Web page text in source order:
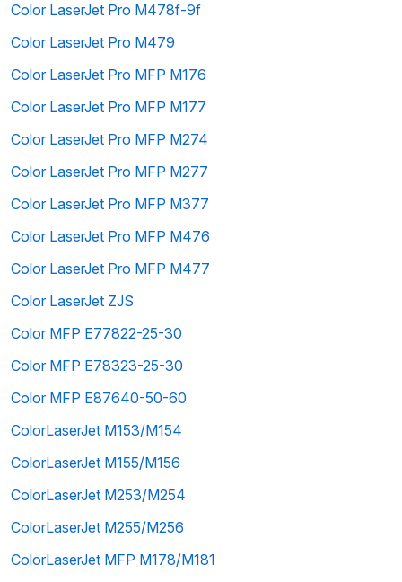
Color LaserJet Pro M478f-9f
Color LaserJet Pro M479
Color LaserJet Pro MFP M176
Color LaserJet Pro MFP M177
Color LaserJet Pro MFP M274
Color LaserJet Pro MFP M277
Color LaserJet Pro MFP M377
Color LaserJet Pro MFP M476
Color LaserJet Pro MFP M477
Color LaserJet ZJS
Color MFP E77822-25-30
Color MFP E78323-25-30
Color MFP E87640-50-60
ColorLaserJet M153/M154
ColorLaserJet M155/M156
ColorLaserJet M253/M254
ColorLaserJet M255/M256
ColorLaserJet MFP M178/M181